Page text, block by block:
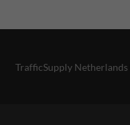
TrafficSupply Netherlands